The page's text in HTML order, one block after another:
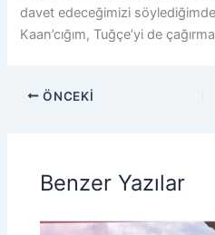
davet edeceğimizi söylediğimde
Kaan’cığım, Tuğçe’yi de
ÖNCEKI
Benzer Yazılar